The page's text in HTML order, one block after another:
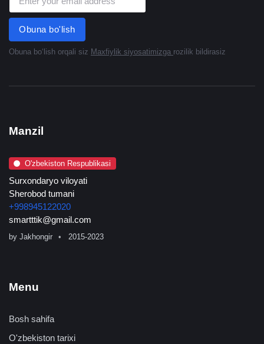
Obuna bo'lish
Obuna boʻlish orqali siz Maxfiylik siyosatimizga rozilik bildirasiz
Manzil
O'zbekiston Respublikasi
Surxondaryo viloyati
Sherobod tumani
+998945122020
smartttik@gmail.com
by Jakhongir 2015-2023
Menu
Bosh sahifa
O'zbekiston tarixi